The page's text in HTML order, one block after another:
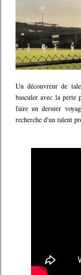
Un découvreur de
basculer avec la perte
faire un dernier
recherche d'un talent